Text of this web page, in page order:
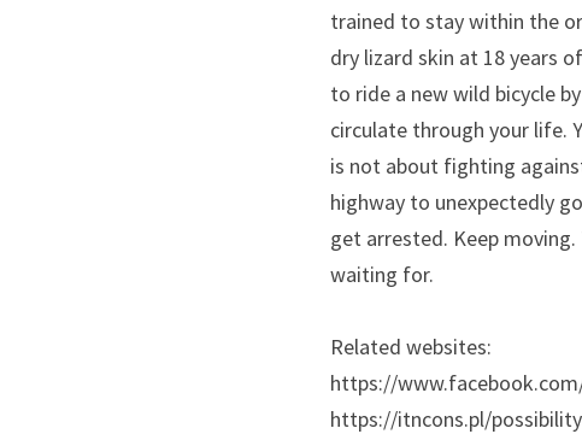
trained to stay within the
dry lizard skin at 18 years
to ride a new wild bicycle
circulate through your life.
is not about fighting
highway to unexpectedly
get arrested. Keep
waiting for.
Related websites:
https://
https://itncons.pl/